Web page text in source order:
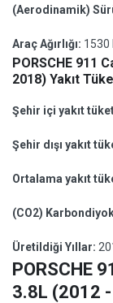
(Aerodinamik)
Araç Ağırlığı: 1530
PORSCHE 911
2018) Yakıt
Şehir içi yakıt
Şehir dışı yakıt
Ortalama yakıt
(CO2)
Üretildiği Yıllar:
PORSCHE
3.8L (2012